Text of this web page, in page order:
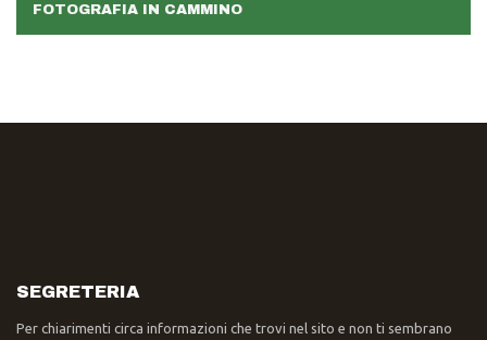
FOTOGRAFIA IN CAMMINO
SEGRETERIA
Per chiarimenti circa informazioni che trovi nel sito e non ti sembrano